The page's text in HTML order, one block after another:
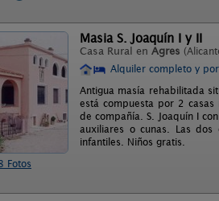
Fotos
Masia S. Joaquín I y II
Casa Rural en Agres
Alquiler completo y
Antigua masía rehabilitada
está compuesta por 2 casas
de compañía. S. Joaquín I
auxiliares o cunas. Las dos
infantiles. Niños gratis.